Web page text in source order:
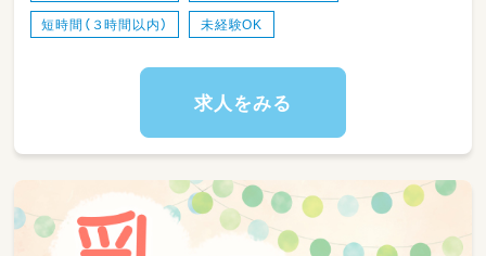
短時間（３時間以内） 未経験OK
求人をみる